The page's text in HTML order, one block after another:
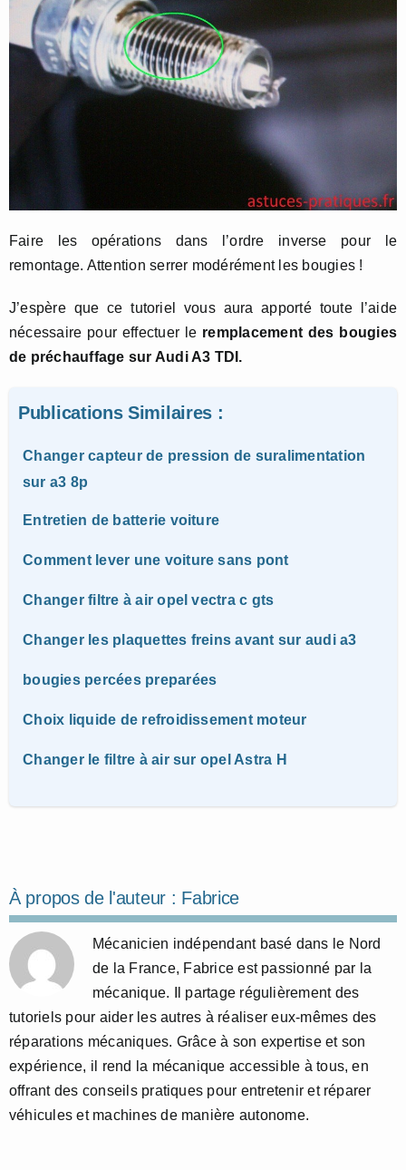
Faire les opérations dans l’ordre inverse pour le
remontage. Attention serrer modérément les bougies !
J’espère que ce tutoriel vous aura apporté toute l’aide
nécessaire pour effectuer le remplacement des bougies
de préchauffage sur Audi A3 TDI.
Publications Similaires :
Changer capteur de pression de suralimentation
sur a3 8p
Entretien de batterie voiture
Comment lever une voiture sans pont
Changer filtre à air opel vectra c gts
Changer les plaquettes freins avant sur audi a3
bougies percées preparées
Choix liquide de refroidissement moteur
Changer le filtre à air sur opel Astra H
À propos de l'auteur : Fabrice
Mécanicien indépendant basé dans le Nord
de la France, Fabrice est passionné par la
mécanique. Il partage régulièrement des
tutoriels pour aider les autres à réaliser eux-mêmes des
réparations mécaniques. Grâce à son expertise et son
expérience, il rend la mécanique accessible à tous, en
offrant des conseils pratiques pour entretenir et réparer
véhicules et machines de manière autonome.